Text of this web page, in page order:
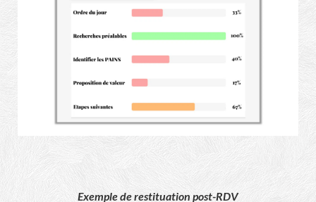
Exemple de restituation post-RDV